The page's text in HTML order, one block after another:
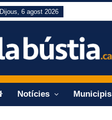
Dijous, 6 agost 2026
Notícies Municipis